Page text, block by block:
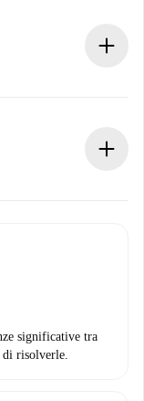
ti proporremo
significative tra
di risolverle.